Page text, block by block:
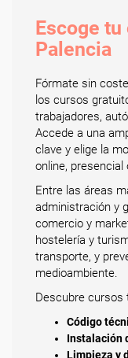
Escoge
Palencia
Fórmate sin
los cursos
trabajadores,
Accede a una
clave y elige la
online, presencial
Entre las áreas
administración y
comercio y
hostelería y
transporte, y
medioambiente.
Descubre cursos
Código
Instalación
Limpieza y